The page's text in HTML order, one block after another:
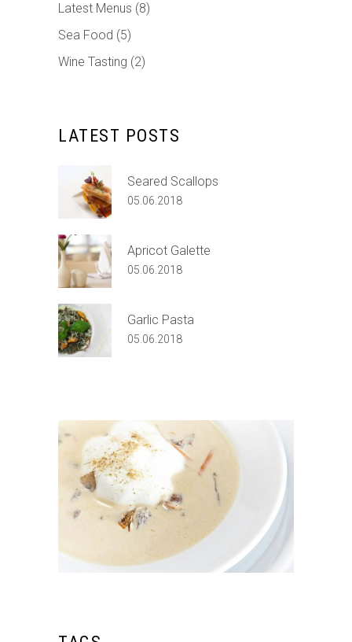
Latest Menus (8)
Sea Food (5)
Wine Tasting (2)
LATEST POSTS
Seared Scallops
05.06.2018
Apricot Galette
05.06.2018
Garlic Pasta
05.06.2018